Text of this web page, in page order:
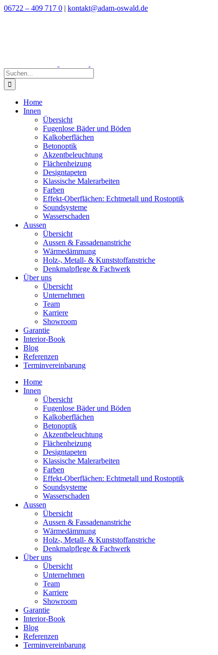
Zum
06722 – 409 717 0 | kontakt@adam-oswald.de
Suche
nach:
Home
Innen
Übersicht
Fugenlose Bäder und Böden
Kalkoberflächen
Betonoptik
Akzentbeleuchtung
Flächenheizung
Designtapeten
Klassische Malerarbeiten
Farben
Effekt-Oberflächen: Echtmetall und Rostoptik
Soundsysteme
Wasserschaden
Aussen
Übersicht
Aussen & Fassadenanstriche
Wärmedämmung
Holz-, Metall- & Kunststoffanstriche
Denkmalpflege & Fachwerk
Über uns
Übersicht
Unternehmen
Team
Karriere
Showroom
Garantie
Interior-Book
Blog
Referenzen
Terminvereinbarung
Home
Innen
Übersicht
Fugenlose Bäder und Böden
Kalkoberflächen
Betonoptik
Akzentbeleuchtung
Flächenheizung
Designtapeten
Klassische Malerarbeiten
Farben
Effekt-Oberflächen: Echtmetall und Rostoptik
Soundsysteme
Wasserschaden
Aussen
Übersicht
Aussen & Fassadenanstriche
Wärmedämmung
Holz-, Metall- & Kunststoffanstriche
Denkmalpflege & Fachwerk
Über uns
Übersicht
Unternehmen
Team
Karriere
Showroom
Garantie
Interior-Book
Blog
Referenzen
Terminvereinbarung